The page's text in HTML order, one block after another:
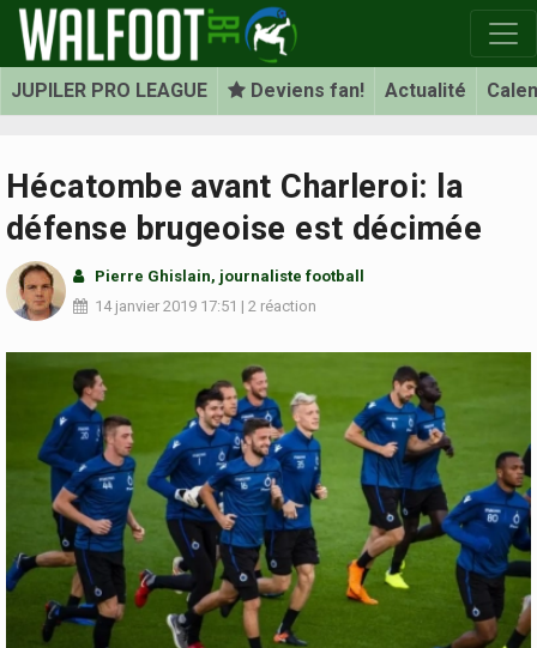
JUPILER PRO LEAGUE Deviens fan! Actualité
Hécatombe avant Charleroi: la
défense brugeoise est décimée
Pierre Ghislain, journaliste football
14 janvier 2019 17:51 | 2 réaction